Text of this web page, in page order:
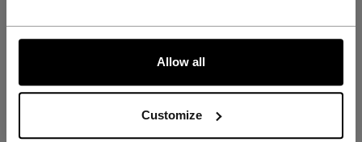
Allow all
Customize
ALLONS-Y !
COLLECTION
CCM
ÉVALUATIONS